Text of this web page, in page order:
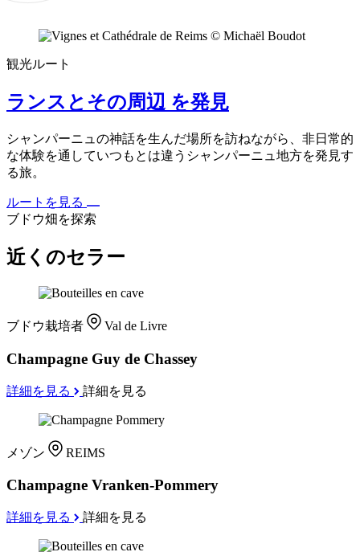
観光ルート
ランスとその周辺 を発見
シャンパーニュの神話を生んだ場所を訪ねながら、非日常的
な体験を通していつもとは違うシャンパーニュ地方を発見す
る旅。
ルートを見る
ブドウ畑を探索
近くのセラー
ブドウ栽培者 Val de Livre
Champagne Guy de Chassey
詳細を見る 詳細を見る
メゾン REIMS
Champagne Vranken-Pommery
詳細を見る 詳細を見る